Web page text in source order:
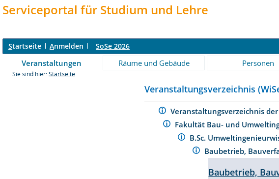
Serviceportal für Studium und Lehre
Startseite Anmelden SoSe 2026
Veranstaltungen Räume und Gebäude Personen
Sie sind hier: Startseite
Veranstaltungsverzeichnis
Veranstaltungsverzeichnis
Fakultät Bau- und
B.Sc.
Baubetrieb,
Baubetrieb,